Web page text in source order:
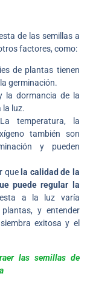
de las semillas a
factores, como:
de plantas tienen
germinación.
la dormancia de la
la luz.
temperatura, la
también son
y pueden
quela calidad de la
puede regular la
a la luz varía
y entender
exitosa y el
las semillas de